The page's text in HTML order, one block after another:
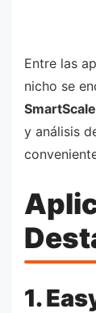
Entre las
nicho se
SmartScale
y análisis
1.